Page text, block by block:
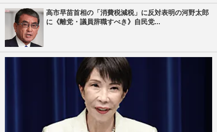
高市早苗首相の「消費税減税」に反対表明の河野太郎
に《離党・議員辞職すべき》自民党...